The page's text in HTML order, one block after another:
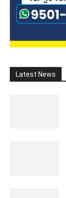
Latest News